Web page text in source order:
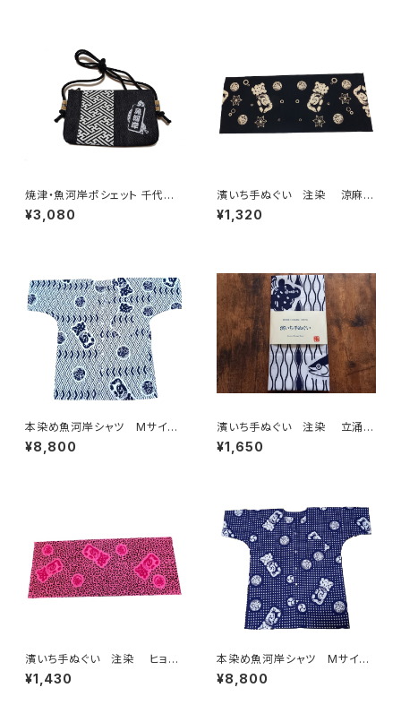
焼津・魚河岸ポシェット 千代掛
けポーチ 【千社札紗綾形 魚河
岸】チャック付き デニム素材 日
¥3,080
濱いち手ぬぐい 注染 涼麻
柄 黒×オフホワイト 伝統染
色技法 麻模様 特岡 綿10
¥1,320
本染め魚河岸シャツ Mサイ
ズ 認定証付き 木綿晒 菱青
海波×伝統魚河岸柄 白×紺
¥8,800
濱いち手ぬぐい 注染 立涌カ
ツヲ 鰹 特岡 綿100％ 浴
衣生地 本染め 日本てぬぐ
¥1,650
濱いち手ぬぐい 注染 ヒョウ
柄 ライトピンク×チェリーピン
ク 伝統染色技法 レオパード
¥1,430
本染め魚河岸シャツ Mサイ
ズ 認定証付き 木綿晒 伝統
豆絞り柄 巴紋 紺×白 日本
¥8,800